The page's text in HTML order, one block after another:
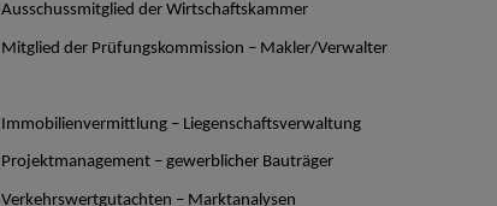
Ausschussmitglied der Wirtschaftskammer
Mitglied der Prüfungskommission – Makler/Verwalter
Immobilienvermittlung – Liegenschaftsverwaltung
Projektmanagement – gewerblicher Bauträger
Verkehrswertgutachten – Marktanalysen